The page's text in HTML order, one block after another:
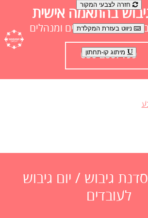
חזרה לצבעי המקור
ניווט בעזרת המקלדת
מיתוג קו-תחתון
בהתאמה אישית
חוויתיות לעובדים ומנהלים
050-2867199
גיבוש / יום גיבוש
לעובדים